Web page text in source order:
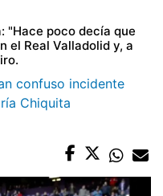
"Hace poco decía que
el Real Valladolid y, a
confuso incidente
Chiquita